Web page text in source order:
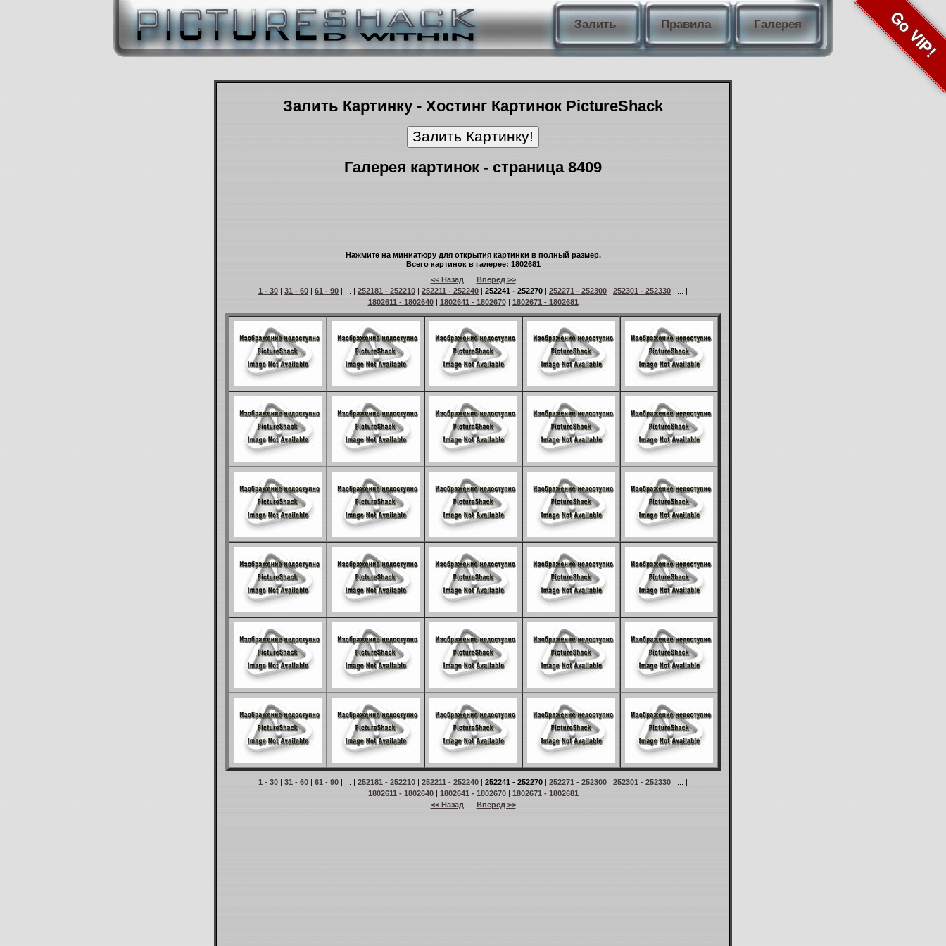
Залить Правила Галерея Go VIP!
Залить Картинку - Хостинг Картинок PictureShack
Галерея картинок - страница 8409
Нажмите на миниатюру для открытия картинки в полный размер.
Всего картинок в галерее: 1802681
<< Назад
Вперёд >>
1 - 30 | 31 - 60 | 61 - 90 | ... | 252181 - 252210 | 252211 - 252240 | 252241 - 252270 | 252271 - 252300 | 252301 - 252330 | ... |
1802611 - 1802640| 1802641 - 1802670| 1802671 - 1802681
1 - 30 | 31 - 60 | 61 - 90 | ... | 252181 - 252210 | 252211 - 252240 | 252241 - 252270 | 252271 - 252300 | 252301 - 252330 | ... |
1802611 - 1802640| 1802641 - 1802670| 1802671 - 1802681
<< Назад
Вперёд >>